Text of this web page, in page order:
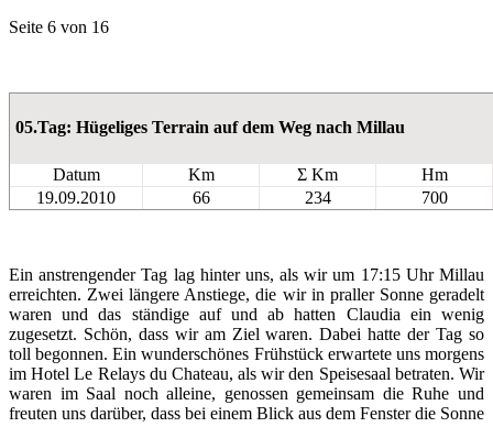
Seite 6 von 16
05.Tag: Hügeliges Terrain auf dem Weg nach Millau
Datum Km Σ Km
Hm
19.09.2010
66 234 700
Ein anstrengender Tag lag hinter uns, als wir um 17:15 Uhr Millau
erreichten. Zwei längere Anstiege, die wir in praller Sonne geradelt
waren und das ständige auf und ab hatten Claudia ein wenig
zugesetzt. Schön, dass wir am Ziel waren. Dabei hatte der Tag so
toll begonnen. Ein wunderschönes Frühstück erwartete uns morgens
im Hotel Le Relays du Chateau, als wir den Speisesaal betraten. Wir
waren im Saal noch alleine, genossen gemeinsam die Ruhe und
freuten uns darüber, dass bei einem Blick aus dem Fenster die Sonne